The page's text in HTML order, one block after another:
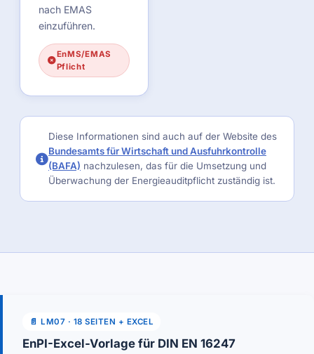
nach EMAS
einzuführen.
EnMS/EMAS
Pflicht
Diese Informationen sind auch auf der Website des
Bundesamts für Wirtschaft und Ausfuhrkontrolle
(BAFA) nachzulesen, das für die Umsetzung und
Überwachung der Energieauditpflicht zuständig ist.
📄 LM07 · 18 SEITEN + EXCEL
EnPI-Excel-Vorlage für DIN EN 16247